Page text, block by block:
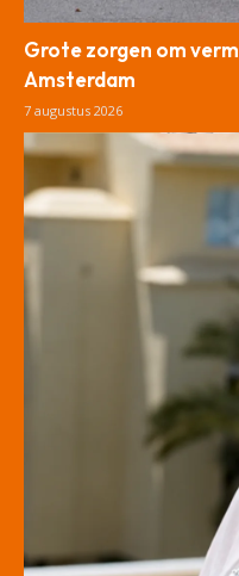
Grote zorgen om
Amsterdam
7 augustus 2026